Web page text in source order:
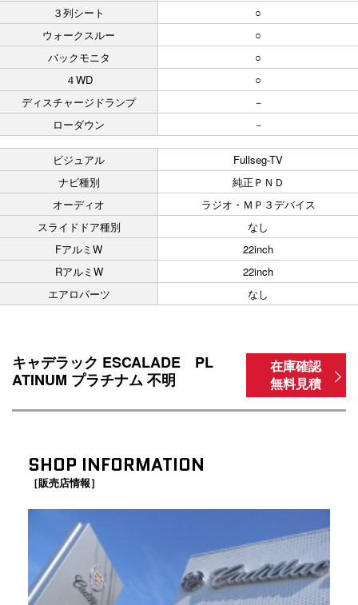
３列シート
○
ウォークスルー
○
バックモニタ
○
４WD
○
ディスチャージドランプ
－
ローダウン
－
ビジュアル
Fullseg-TV
ナビ種別
純正ＰＮＤ
オーディオ
ラジオ・ＭＰ３デバイス
スライドドア種別
なし
FアルミW
22inch
RアルミW
22inch
エアロパーツ
なし
キャデラック ESCALADE PL
ATINUM プラチナム 不明
在庫確認
無料見積
SHOP INFORMATION
［販売店情報］